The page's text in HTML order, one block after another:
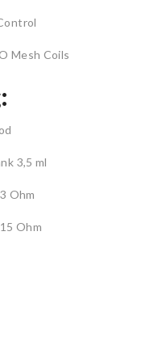
Mesh Coils
3,5 ml
Ohm
Ohm